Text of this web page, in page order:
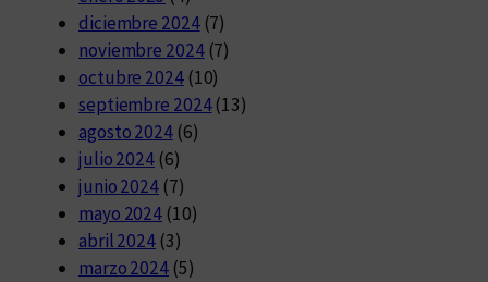
diciembre 2024(7)
noviembre 2024(7)
octubre 2024(10)
septiembre 2024(13)
agosto 2024(6)
julio 2024 (6)
junio 2024 (7)
mayo 2024 (10)
abril 2024 (3)
marzo 2024 (5)